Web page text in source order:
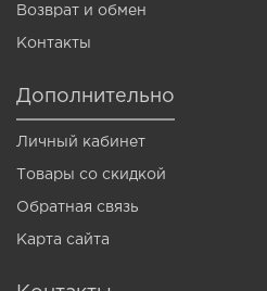
Возврат и обмен
Контакты
Дополнительно
Личный кабинет
Товары со скидкой
Обратная связь
Карта сайта